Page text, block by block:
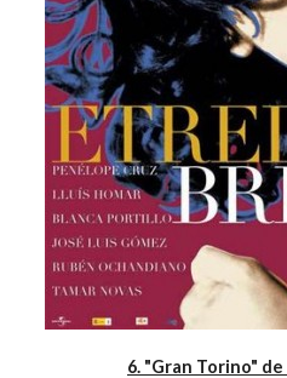
6. "Gran Torino"